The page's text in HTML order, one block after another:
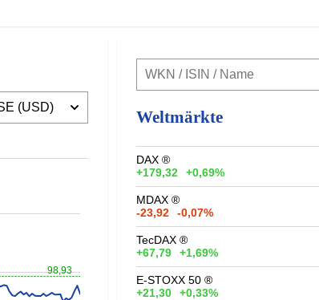
98,93
Weltmärkte
DAX ®
+179,32
+0,69%
MDAX ®
-23,92
-0,07%
TecDAX ®
+67,79
+1,69%
E-STOXX 50 ®
+21,30
+0,33%